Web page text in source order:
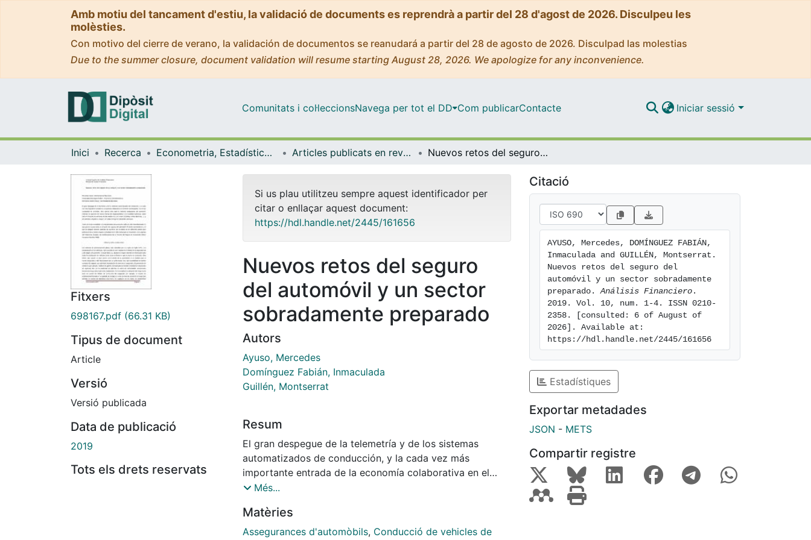
Amb motiu del tancament d'estiu, la validació de documents es reprendrà a partir del 28 d'agost de 2026. Disculpeu les
molèsties.
Con motivo del cierre de verano, la validación de documentos se reanudará a partir del 28 de agosto de 2026. Disculpad las molestias
Due to the summer closure, document validation will resume starting August 28, 2026. We apologize for any inconvenience.
Comunitats i col·leccionsNavega per tot el DD Com publicarContacte Iniciar sessió
Inici Recerca Econometria, Estadística i Economia Aplicada Articles publicats en revistes (Econometria, Estadística i Economia Aplicada) Nuevos retos del seguro del automóvil y un sector sobradamente preparado
Fitxers
698167.pdf (66.31 KB)
Tipus de document
Article
Versió
Versió publicada
Data de publicació
2019
Tots els drets reservats
Si us plau utilitzeu sempre aquest identificador per
citar o enllaçar aquest document:
https://hdl.handle.net/2445/161656
Nuevos retos del seguro
del automóvil y un sector
sobradamente preparado
Autors
Ayuso, Mercedes
Domínguez Fabián, Inmaculada
Guillén, Montserrat
Resum
El gran despegue de la telemetría y de los sistemas
automatizados de conducción, y la cada vez más
importante entrada de la economía colaborativa en el
ámbito del transporte, con el uso compartido de
del automóvil. Además, la aparición de nuevas formas de
desplazamiento o de movilidad autónoma, sobre todo en
Més...
Matèries
Assegurances d'automòbils, Conducció de vehicles de
Citació
AYUSO, Mercedes, DOMÍNGUEZ FABIÁN,
Inmaculada and GUILLÉN, Montserrat.
Nuevos retos del seguro del
automóvil y un sector sobradamente
preparado. Análisis Financiero .
2019. Vol. 10, num. 1-4. ISSN 0210-
2358. [consulted: 6 of August of
2026]. Available at:
https://hdl.handle.net/2445/161656
Estadístiques
Exportar metadades
JSON - METS
Compartir registre